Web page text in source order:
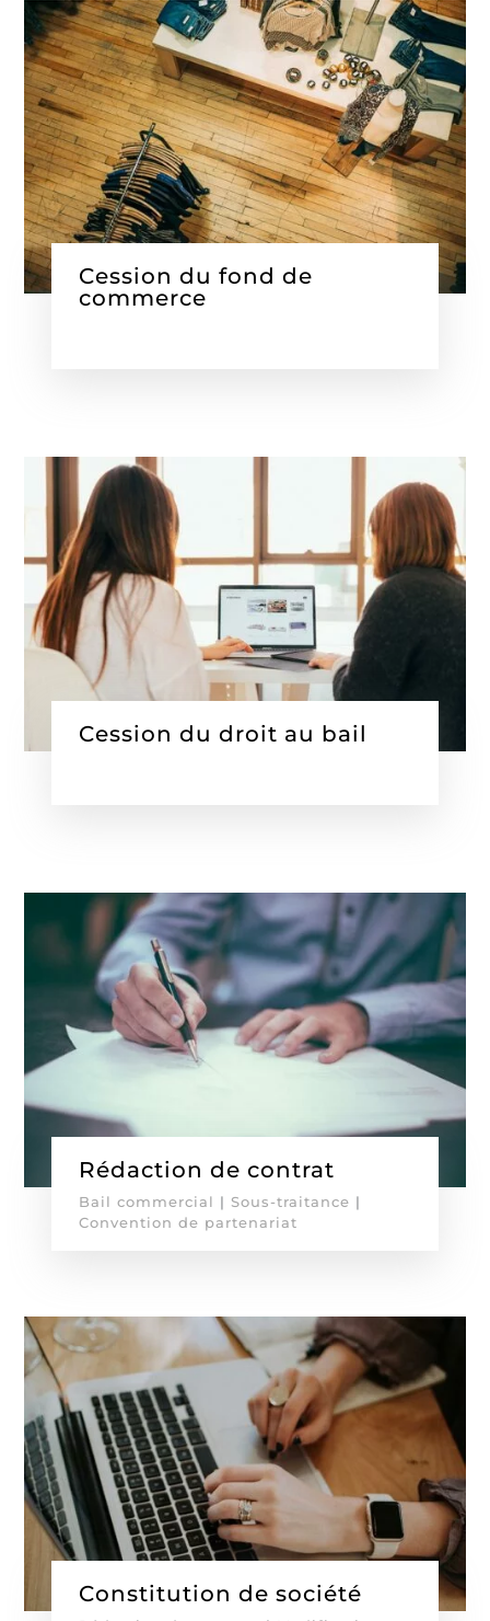
Cession du fond de
commerce
Cession du droit au bail
Rédaction de contrat
Bail commercial | Sous-traitance |
Convention de partenariat
Constitution de société